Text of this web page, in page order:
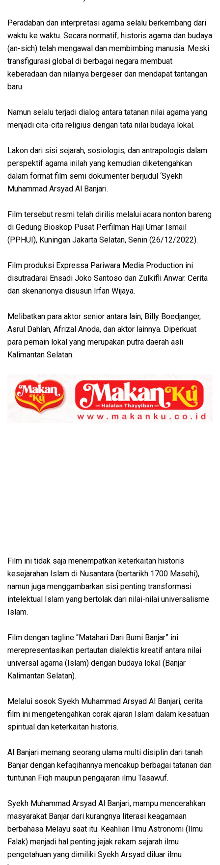
Peradaban dan interpretasi agama selalu berkembang dari
waktu ke waktu. Secara normatif; historis agama dan budaya
(an-sich) telah mengawal dan membimbing manusia. Meski
transfigurasi global di berbagai negara membuat
keberadaan dan nilainya bergeser dan mendapat tantangan
baru.
Namun selalu terjadi dialog antara tatanan nilai agama yang
menjadi cita-cita religius dengan tata nilai budaya lokal.
Lakon dari sisi sejarah, sosiologis, dan antrapologis dalam
perspektif agama inilah yang kemudian diketengahkan
dalam format film semi dokumenter berjudul ‘Syekh
Muhammad Arsyad Al Banjari.
Film tersebut resmi telah dirilis melalui acara nonton bareng
di Gedung Bioskop Pusat Perfilman Haji Umar Ismail
(PPHUI), Kuningan Jakarta Selatan, Senin (26/12/2022).
Film produksi Expressa Pariwara Media Production ini
disutradarai Ensadi Joko Santoso dan Zulkifli Anwar. Cerita
dan skenarionya disusun Irfan Wijaya.
Melibatkan para aktor senior antara lain; Billy Boedjanger,
Asrul Dahlan, Afrizal Anoda, dan aktor lainnya. Diperkuat
para pemain lokal yang merupakan putra daerah asli
Kalimantan Selatan.
Film ini tidak saja menempatkan keterkaitan historis
kesejarahan Islam di Nusantara (bertarikh 1700 Masehi),
namun juga menggambarkan sisi penting transformasi
intelektual Islam yang bertolak dari nilai-nilai universalisme
Islam.
Film dengan tagline “Matahari Dari Bumi Banjar” ini
merepresentasikan pertautan dialektis kreatif antara nilai
universal agama (Islam) dengan budaya lokal (Banjar
Kalimantan Selatan).
Melalui sosok Syekh Muhammad Arsyad Al Banjari, cerita
film ini mengetengahkan corak ajaran Islam dalam kesatuan
spiritual dan keterkaitan historis.
Al Banjari memang seorang ulama multi disiplin dari tanah
Banjar dengan kefaqihannya mencakup berbagai tatanan dan
tuntunan Fiqh maupun pengajaran ilmu Tasawuf.
Syekh Muhammad Arsyad Al Banjari, mampu mencerahkan
masyarakat Banjar dari kurangnya literasi keagamaan
berbahasa Melayu saat itu. Keahlian Ilmu Astronomi (Ilmu
Falak) menjadi hal penting jejak rekam sejarah ilmu
pengetahuan yang dimiliki Syekh Arsyad diluar ilmu